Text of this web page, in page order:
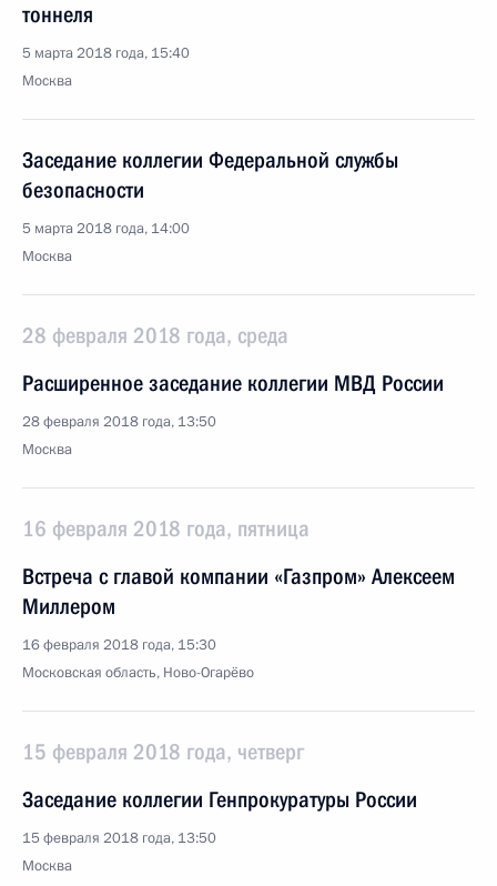
тоннеля
5 марта 2018 года, 15:40
Москва
Заседание коллегии Федеральной службы
безопасности
5 марта 2018 года, 14:00
Москва
28 февраля 2018 года, среда
Расширенное заседание коллегии МВД России
28 февраля 2018 года, 13:50
Москва
16 февраля 2018 года, пятница
Встреча с главой компании «Газпром» Алексеем
Миллером
16 февраля 2018 года, 15:30
Московская область, Ново-Огарёво
15 февраля 2018 года, четверг
Заседание коллегии Генпрокуратуры России
15 февраля 2018 года, 13:50
Москва